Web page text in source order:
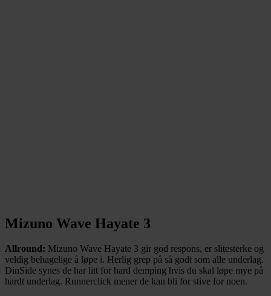
Mizuno Wave Hayate 3
Allround: Mizuno Wave Hayate 3 gir god respons, er slitesterke og
veldig behagelige å løpe i. Herlig grep på så godt som alle underlag.
DinSide synes de har litt for hard demping hvis du skal løpe mye på
hardt underlag. Runnerclick mener de kan bli for stive for noen.